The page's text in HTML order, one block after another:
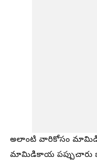
అలాంటి వారికోసం
మామిడికాయ పప్పుచారు